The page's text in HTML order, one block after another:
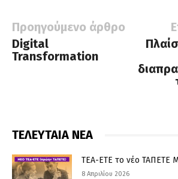
Προηγούμενο άρθρο
Digital
Transformation
ΤΕΛΕΥΤΑΙΑ ΝΕΑ
ΤΕΑ-ΕΤΕ το νέο ΤΑΠΕΤΕ
8 Απριλίου 2026